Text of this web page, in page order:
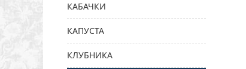
КАБАЧКИ
КАПУСТА
КЛУБНИКА